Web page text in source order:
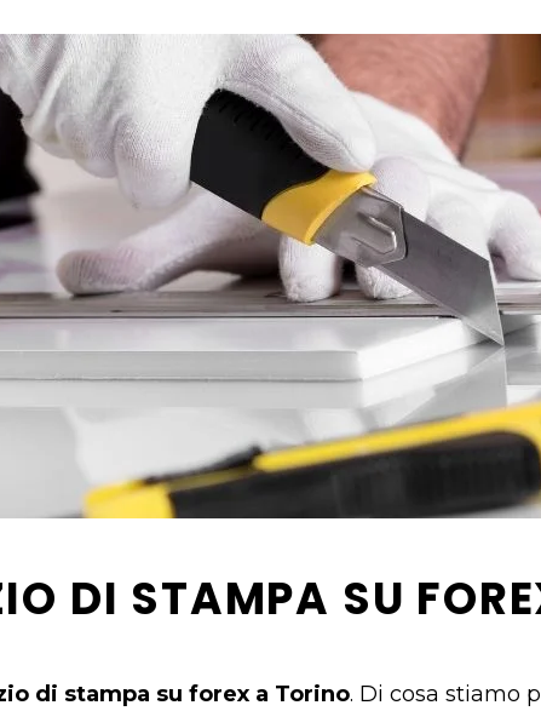
DI STAMPA SU
di stampa su forex a Torino. Di cosa stiamo